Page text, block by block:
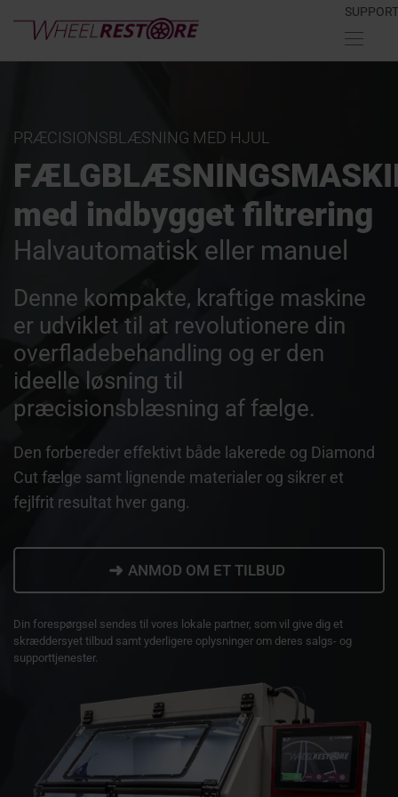
SUPPORT
PRÆCISIONSBLÆSNING MED HJUL
med indbygget filtrering
Halvautomatisk eller manuel
Denne kompakte, kraftige maskine
er udviklet til at revolutionere din
overfladebehandling og er den
ideelle løsning til
præcisionsblæsning af fælge.
Den forbereder effektivt både lakerede og Diamond
Cut fælge samt lignende materialer og sikrer et
fejlfrit resultat hver gang.
➜ ANMOD OM ET TILBUD
Din forespørgsel sendes til vores lokale partner, som vil give dig et
skræddersyet tilbud samt yderligere oplysninger om deres salgs- og
supporttjenester.